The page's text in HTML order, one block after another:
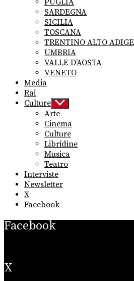
SARDEGNA
SICILIA
TOSCANA
TRENTINO ALTO ADIGE
UMBRIA
VALLE D’AOSTA
VENETO
Media
Rai
Culture Show
sub
menu
Arte
Cinema
Culture
Libridine
Musica
Teatro
Interviste
Newsletter
X
Facebook
Facebook
X